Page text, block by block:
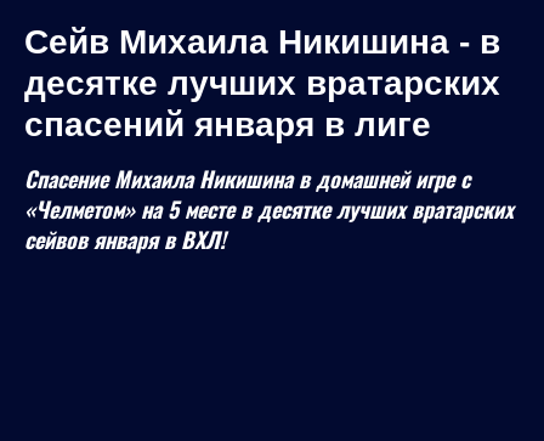
Сейв Михаила Никишина - в
десятке лучших вратарских
спасений января в лиге
Спасение Михаила Никишина в домашней игре с
«Челметом» на 5 месте в десятке лучших вратарских
сейвов января в ВХЛ!